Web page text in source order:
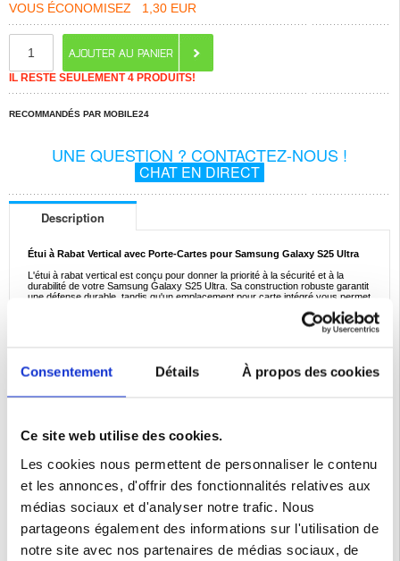
Consentement Détails À propos des cookies
Ce site web utilise des cookies.
Les cookies nous permettent de personnaliser le contenu
et les annonces, d'offrir des fonctionnalités relatives aux
médias sociaux et d'analyser notre trafic. Nous
partageons également des informations sur l'utilisation de
notre site avec nos partenaires de médias sociaux, de
VOUS ÉCONOMISEZ 1,30 EUR
IL RESTE SEULEMENT 4 PRODUITS!
RECOMMANDÉS PAR MOBILE24
UNE QUESTION ? CONTACTEZ-NOUS !
CHAT EN DIRECT
Description
Étui à Rabat Vertical avec Porte-Cartes pour Samsung Galaxy S25 Ultra
L'étui à rabat vertical est conçu pour donner la priorité à la sécurité et à la
durabilité de votre Samsung Galaxy S25 Ultra. Sa construction robuste garantit
une défense durable, tandis qu'un emplacement pour carte intégré vous permet
- Protection complète contre l'usure quotidienne, les rayures et les chocs
- Poche pour carte intégrée pratique pour un accès rapide à votre carte
Emballage:Bulk
EAN: 5714122524140
Catégories associées:
Accessoires téléphone Coque & Accessoires Samsung ,
Samsung Galaxy S25 Ultra Coque & Accessoires